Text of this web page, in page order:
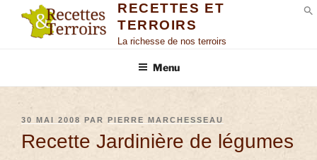
RECETTES ET
TERROIRS
La richesse de nos terroirs
Menu
30 MAI 2008 PAR PIERRE MARCHESSEAU
Recette Jardinière de légumes